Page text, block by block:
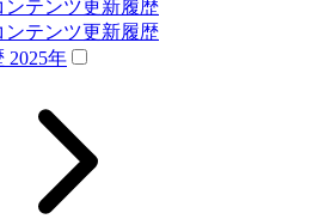
ンテンツ更新履歴
ンテンツ更新履歴
2025年